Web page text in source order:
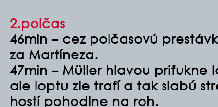
2.polčas
46min – cez polčasovú
za Martíneza.
47min – Müller hlavou priťukne
ale loptu zle trafí a tak slabú
hostí pohodlne na roh.